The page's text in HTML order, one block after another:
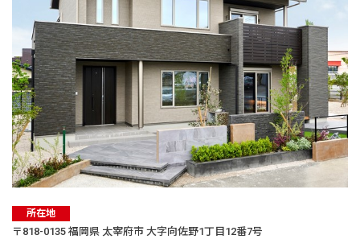
所在地
〒818-0135 福岡県 太宰府市 大字向佐野1丁目12番7号